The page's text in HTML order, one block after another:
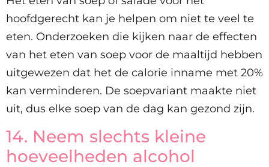
hoofdgerecht kan je helpen om niet te veel te
eten. Onderzoeken die kijken naar de effecten
van het eten van soep voor de maaltijd hebben
uitgewezen dat het de calorie inname met 20%
kan verminderen. De soepvariant maakte niet
uit, dus elke soep van de dag kan gezond zijn.
14. Neem slechts kleine
hoeveelheden alcohol